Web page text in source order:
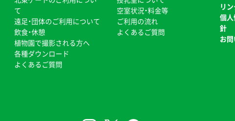
て
遠足・団体のご利用について
飲食・休憩
植物園で撮影される方へ
各種ダウンロード
よくあるご質問
空室状況・料金等
ご利用の流れ
よくあるご質問
リ
個
針
お